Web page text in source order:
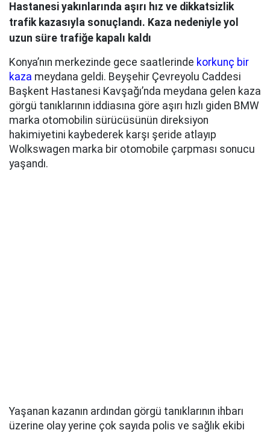
Hastanesi yakınlarında aşırı hız ve dikkatsizlik
trafik kazasıyla sonuçlandı. Kaza nedeniyle yol
uzun süre trafiğe kapalı kaldı
Konya’nın merkezinde gece saatlerinde korkunç bir
kaza meydana geldi. Beyşehir Çevreyolu Caddesi
Başkent Hastanesi Kavşağı’nda meydana gelen kaza
görgü tanıklarının iddiasına göre aşırı hızlı giden BMW
marka otomobilin sürücüsünün direksiyon
hakimiyetini kaybederek karşı şeride atlayıp
Wolkswagen marka bir otomobile çarpması sonucu
yaşandı.
Yaşanan kazanın ardından görgü tanıklarının ihbarı
üzerine olay yerine çok sayıda polis ve sağlık ekibi